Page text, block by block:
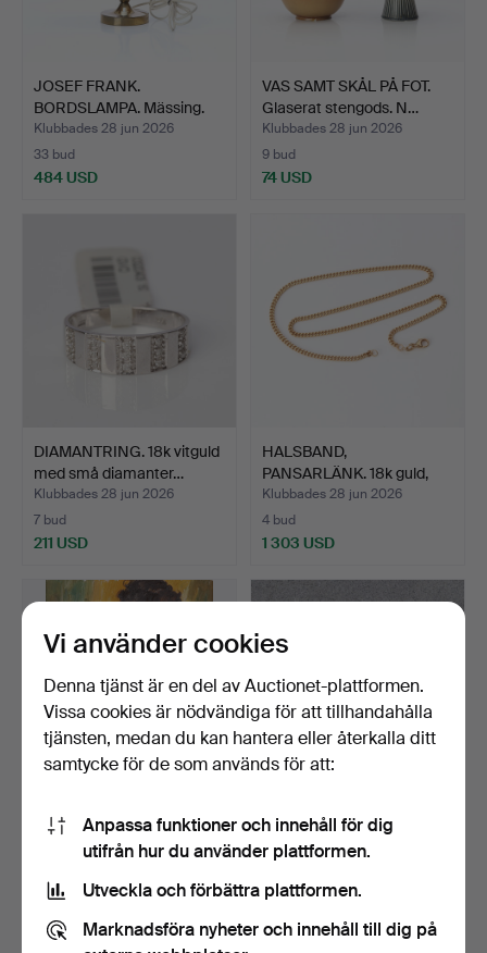
JOSEF FRANK.
BORDSLAMPA. Mässing.
Svenskt …
Klubbades 28 jun 2026
33 bud
484 USD
VAS SAMT SKÅL PÅ FOT.
Glaserat stengods. N…
Klubbades 28 jun 2026
9 bud
74 USD
DIAMANTRING. 18k vitguld
med små diamanter…
Klubbades 28 jun 2026
7 bud
211 USD
HALSBAND,
PANSARLÄNK. 18k guld,
Balestra, …
Klubbades 28 jun 2026
4 bud
1 303 USD
CHARLES ROKA.
Oljemålning på duk.
Porträtt…
Klubbades 28 jun 2026
16 bud
INFANTERIOFFICERSSAB
EL. Sverige, M/1899. E…
Klubbades 28 jun 2026
10 bud
Vi använder cookies
Denna tjänst är en del av Auctionet-plattformen.
Vissa cookies är nödvändiga för att tillhandahålla
tjänsten, medan du kan hantera eller återkalla ditt
samtycke för de som används för att:
Anpassa funktioner och innehåll för dig
utifrån hur du använder plattformen.
Utveckla och förbättra plattformen.
Marknadsföra nyheter och innehåll till dig på